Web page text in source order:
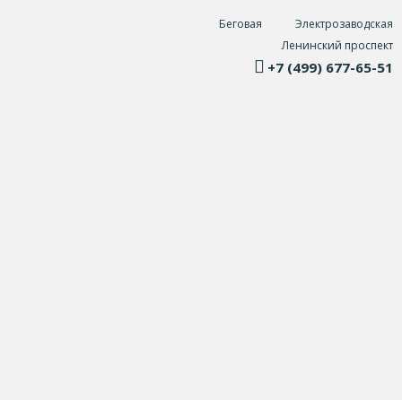
Беговая
Электрозаводская
Ленинский проспект
+7 (499) 677-65-51